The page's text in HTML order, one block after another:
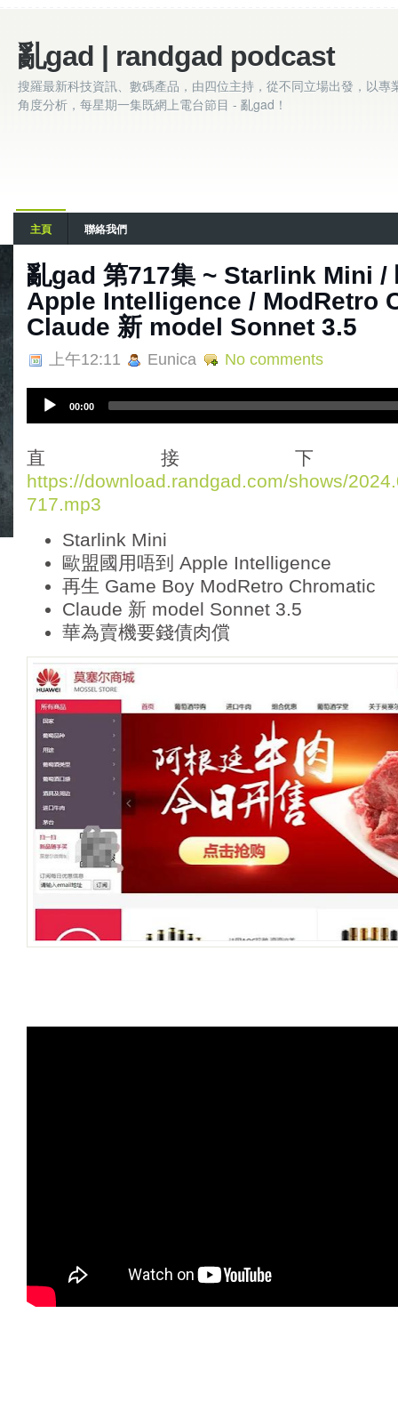
亂gad | randgad podcast
搜羅最新科技資訊、數碼產品，由四位主持，從不同立場出發，以專
角度分析，每星期一集既網上電台節目 - 亂gad！
主頁 聯絡我們
亂‌‌‌gad‌‌‌ ‌‌‌‌‌第‌‌‌717集 ~ Starlink Mini /
Apple Intelligence / ModRetro
Claude 新 model Sonnet 3.5
上午12:11 Eunica No comments
i
o
P
l
00:00
直接
https://download.randgad.com/shows/
717.mp3
Starlink Mini
歐盟國用唔到 Apple Intelligence
再生 Game Boy ModRetro Chromatic
Claude 新 model Sonnet 3.5
華為賣機要錢債肉償